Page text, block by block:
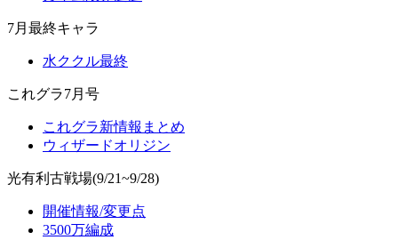
7月最終キャラ
水ククル最終
これグラ7月号
これグラ新情報まとめ
ウィザードオリジン
光有利古戦場(9/21~9/28)
開催情報/変更点
3500万編成